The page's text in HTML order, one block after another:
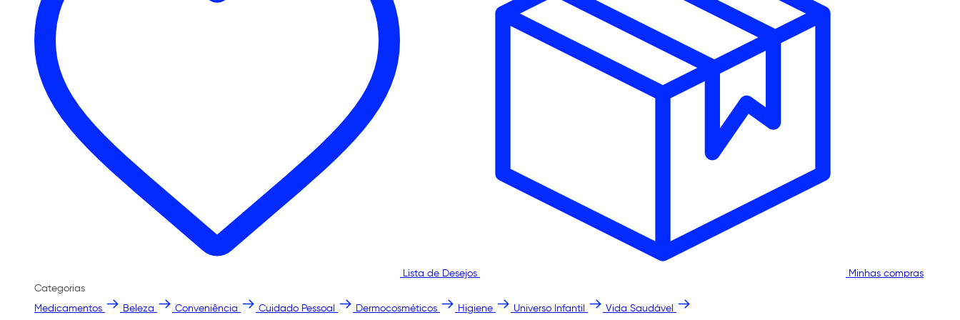
Lista de Desejos
Minhas compras
Categorias
Medicamentos
Beleza Conveniência Cuidado Pessoal Dermocosméticos Higiene Universo Infantil Vida Saudável